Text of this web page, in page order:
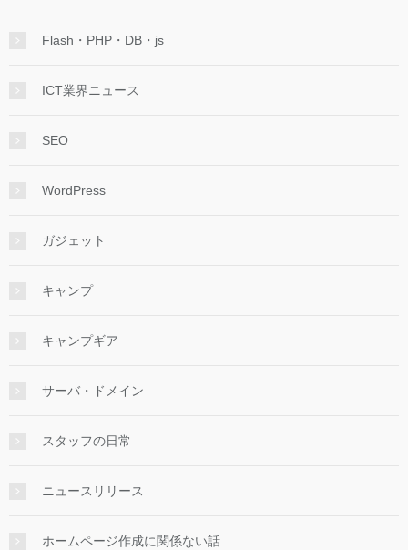
Flash・PHP・DB・js
ICT業界ニュース
SEO
WordPress
ガジェット
キャンプ
キャンプギア
サーバ・ドメイン
スタッフの日常
ニュースリリース
ホームページ作成に関係ない話